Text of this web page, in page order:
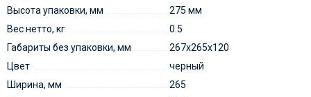
Высота упаковки, мм
275 мм
Вес нетто, кг
0.5
Габариты без упаковки, мм
267x265x120
Цвет
черный
Ширина, мм
265